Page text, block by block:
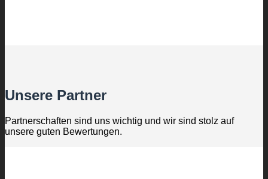
Unsere Partner
Partnerschaften sind uns wichtig und wir sind stolz auf
unsere guten Bewertungen.